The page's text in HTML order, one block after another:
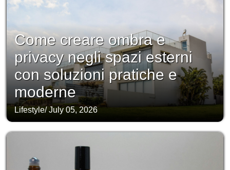
Come creare ombra e
privacy negli spazi esterni
con soluzioni pratiche e
moderne
Lifestyle/July 05, 2026